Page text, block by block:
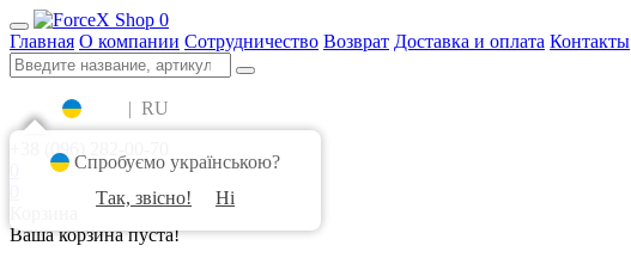
0
Главная О компании Сотрудничество Возврат Доставка и оплата Контакты
| RU
+38 (096) 282-00-70
Ваша корзина пуста!
Спробуємо українською?
Так, звісно!
Ні